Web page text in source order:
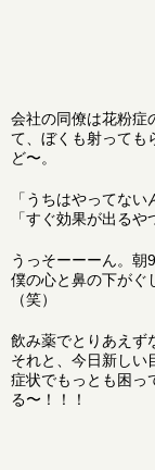
会社の同僚は花粉症
て、ぼくも射っても
ど〜。
「うちはやってない
「すぐ効果が出る
うっそーーーん。朝
僕の心と鼻の下がぐ
（笑）
飲み薬でとりあえず
それと、今日新しい
症状でもっとも困っ
る〜！！！